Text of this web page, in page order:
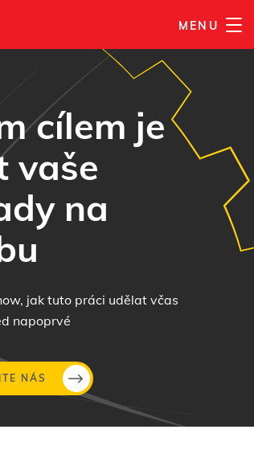
MENU
cílem je
vaše
na
jak tuto práci udělat včas
napoprvé
NÁS